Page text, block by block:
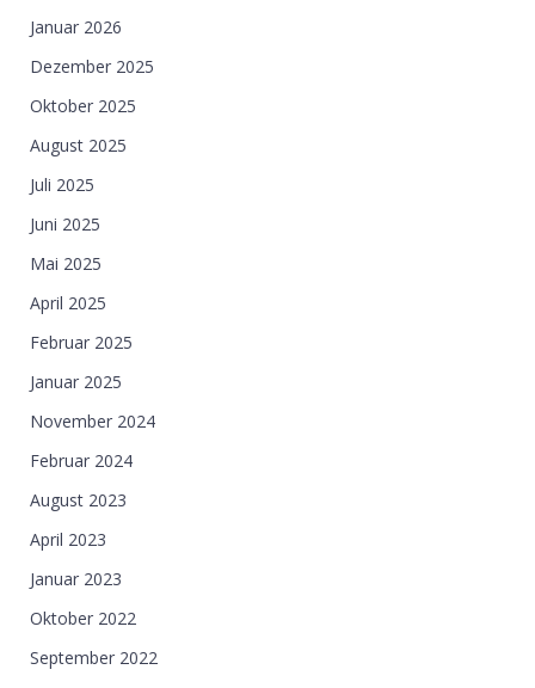
Januar 2026
Dezember 2025
Oktober 2025
August 2025
Juli 2025
Juni 2025
Mai 2025
April 2025
Februar 2025
Januar 2025
November 2024
Februar 2024
August 2023
April 2023
Januar 2023
Oktober 2022
September 2022